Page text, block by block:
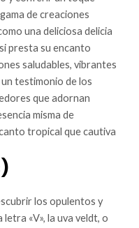
de creaciones
una deliciosa delicia
presta su encanto
saludables, vibrantes
testimonio de los
que adornan
misma de
tropical que cautiva
los opulentos y
«V», la uva veldt, o